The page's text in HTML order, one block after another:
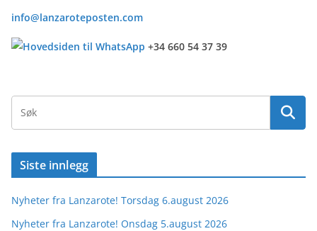
info@lanzaroteposten.com
+34 660 54 37 39
Siste innlegg
Nyheter fra Lanzarote! Torsdag 6.august 2026
Nyheter fra Lanzarote! Onsdag 5.august 2026